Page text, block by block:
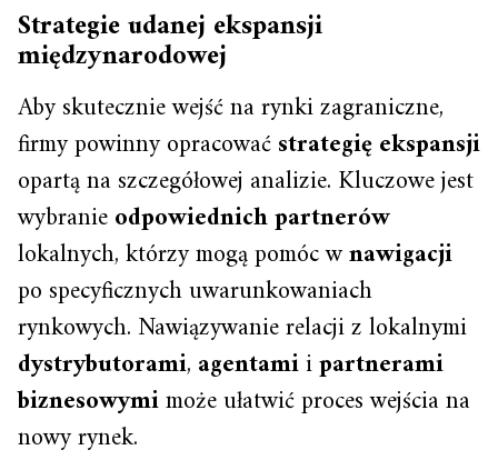
Strategie udanej ekspansji
międzynarodowej
Aby skutecznie wejść na rynki zagraniczne,
firmy powinny opracowaćstrategię ekspansji
opartą na szczegółowej analizie. Kluczowe jest
wybranieodpowiednich partnerów
lokalnych, którzy mogą pomóc wnawigacji
po specyficznych uwarunkowaniach
rynkowych. Nawiązywanie relacji z lokalnymi
dystrybutorami, agentamiipartnerami
biznesowymimoże ułatwić proces wejścia na
nowy rynek.